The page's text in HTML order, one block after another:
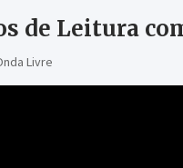
de Leitura
Livre